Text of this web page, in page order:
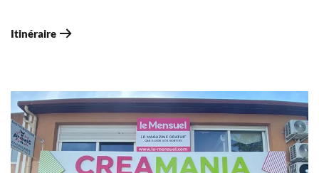
Itinéraire